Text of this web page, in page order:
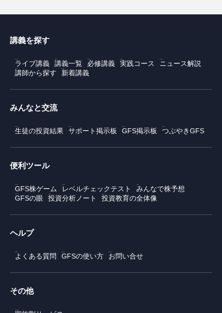
講義を探す
ライブ講義 講義一覧 必修講義 実践コース
ニュース解説
講師から探す
新着講義
みんなと交流
生徒の投資結果 サポート掲示板 GFS掲示板 つぶやきGFS
便利ツール
GFS株ゲーム レベルチェックテスト
みんなで株予想
GFSの眼
投資分析ノート 投資教育の全体像
ヘルプ
よくある質問 GFSの使い方 お問い合せ
その他